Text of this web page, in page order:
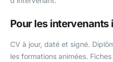
Pour les intervenants
CV à jour, daté et signé.
les formations animées.